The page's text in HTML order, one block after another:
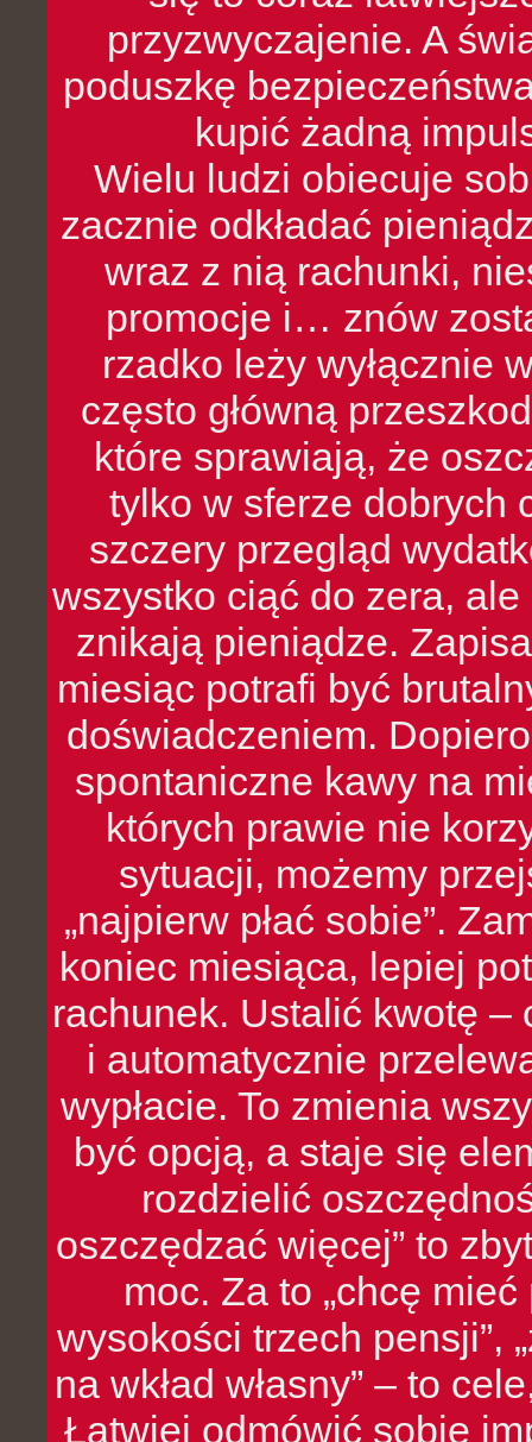
przyzwyczajenie. A
poduszkę
kupić żadną
Wielu ludzi obiecuje
zacznie odkładać
wraz z nią rachunki,
promocje i… znów
rzadko leży wyłącznie
często główną
które sprawiają, że
tylko w sferze dobrych
szczery przegląd
wszystko ciąć do zera,
znikają pieniądze.
miesiąc potrafi być
doświadczeniem.
spontaniczne kawy na
których prawie nie
sytuacji, możemy
„najpierw płać sobie”.
koniec miesiąca, lepiej
rachunek. Ustalić kwotę
i automatycznie
wypłacie. To zmienia
być opcją, a staje się
rozdzielić
oszczędzać więcej” to
moc. Za to „chcę
wysokości trzech pensji”,
na wkład własny” – to
Łatwiej odmówić sobie